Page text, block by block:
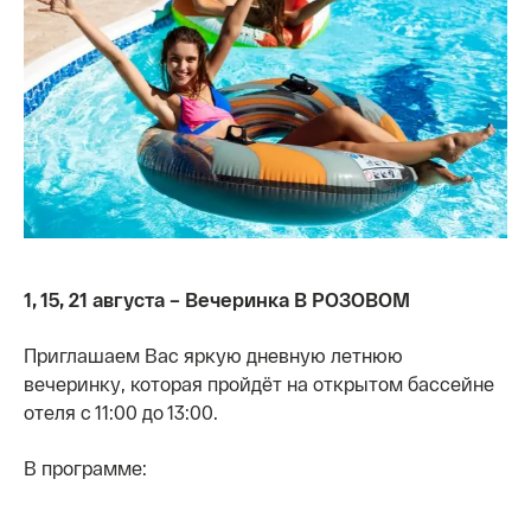
1, 15, 21 августа – Вечеринка В РОЗОВОМ
Приглашаем Вас яркую дневную летнюю
вечеринку, которая пройдёт на открытом бассейне
отеля с 11:00 до 13:00.
В программе: